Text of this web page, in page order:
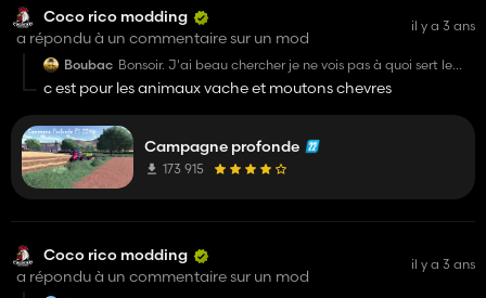
Coco rico modding
a répondu à un commentaire sur un mod
il y a 3 ans
Boubac Bonsoir. J'ai beau chercher je ne vois pas à quoi sert le
trèfle et la luzerne. ce n'est pas pour préparer la rtm ? est
ce que tu compte mettre à jour le Maize Plus ? car
stades de fenaison j'ai l'impression qu'il y a un problème
de texture. sinon quel taf de malade tu a fait coco. un
gros gg.
c est pour les animaux vache et moutons chevres
Campagne profonde
173 915
Coco rico modding
a répondu à un commentaire sur un mod
il y a 3 ans